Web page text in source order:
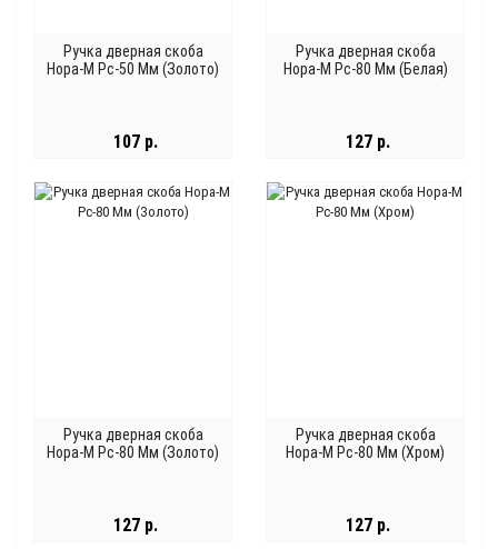
Ручка дверная скоба
Нора-М Рс-50 Мм (Золото)
107 р.
Ручка дверная скоба
Нора-М Рс-80 Мм (Белая)
127 р.
Ручка дверная скоба
Нора-М Рс-80 Мм (Золото)
127 р.
Ручка дверная скоба
Нора-М Рс-80 Мм (Хром)
127 р.